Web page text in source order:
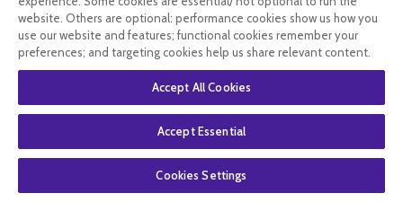
website. Others are optional: performance cookies show us how you
use our website and features; functional cookies remember your
preferences; and targeting cookies help us share relevant content.
Accept All Cookies
Accept Essential
Cookies Settings